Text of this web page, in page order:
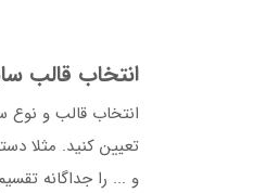
انتخاب قالب
انتخاب قالب و
تعیین کنید. مثلا
و ... را جداگانه